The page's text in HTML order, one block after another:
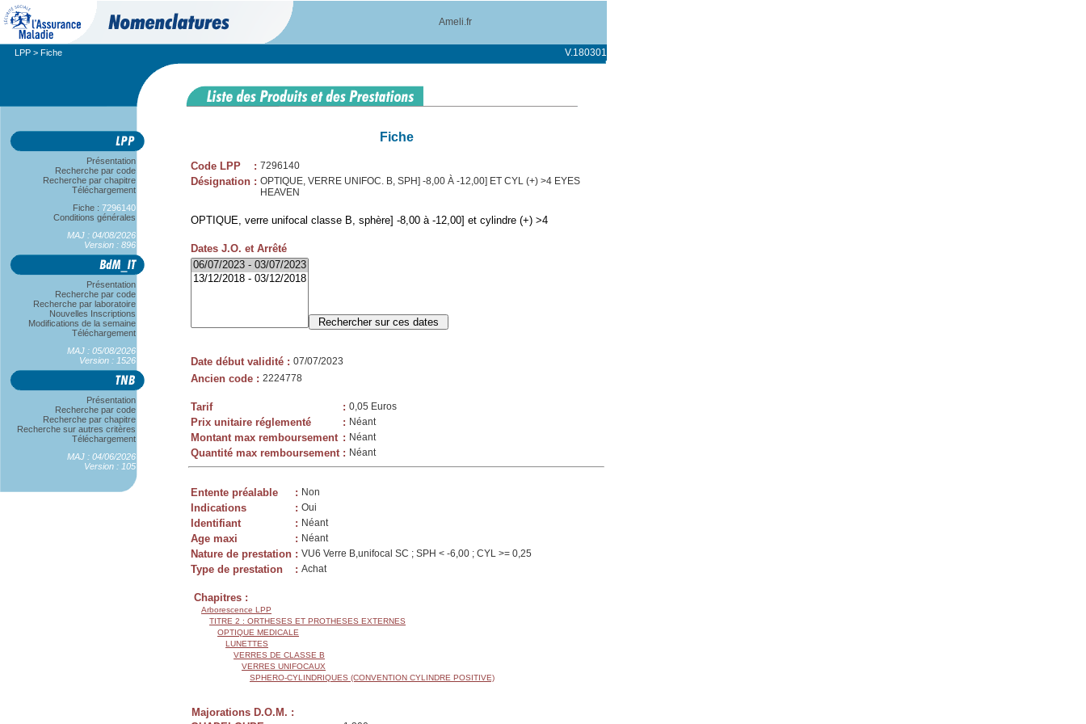
Ameli.fr
LPP > Fiche V.180301
Présentation
Recherche par code
Recherche par chapitre
Téléchargement
Fiche : 7296140
Conditions générales
MAJ : 04/08/2026
Version : 896
Présentation
Recherche par code
Recherche par laboratoire
Nouvelles Inscriptions
Modifications de la semaine
Téléchargement
MAJ : 05/08/2026
Version : 1526
Présentation
Recherche par code
Recherche par chapitre
Recherche sur autres critères
Téléchargement
MAJ : 04/06/2026
Version : 105
Fiche
Code LPP : 7296140
Désignation : OPTIQUE, VERRE UNIFOC. B, SPH] -8,00 À -12,00] ET CYL (+) >4 EYES
HEAVEN
OPTIQUE, verre unifocal classe B, sphère] -8,00 à -12,00] et cylindre (+) >4
Dates J.O. et Arrêté
Date début validité : 07/07/2023
Ancien code : 2224778
Tarif : 0,05 Euros
Prix unitaire réglementé : Néant
Montant max remboursement : Néant
Quantité max remboursement : Néant
Entente préalable : Non
Indications : Oui
Identifiant : Néant
Age maxi : Néant
Nature de prestation : VU6 Verre B,unifocal SC ; SPH < -6,00 ; CYL >= 0,25
Type de prestation : Achat
Chapitres :
Arborescence LPP
TITRE 2 : ORTHESES ET PROTHESES EXTERNES
OPTIQUE MEDICALE
LUNETTES
VERRES DE CLASSE B
VERRES UNIFOCAUX
SPHERO-CYLINDRIQUES (CONVENTION CYLINDRE POSITIVE)
Majorations D.O.M. :